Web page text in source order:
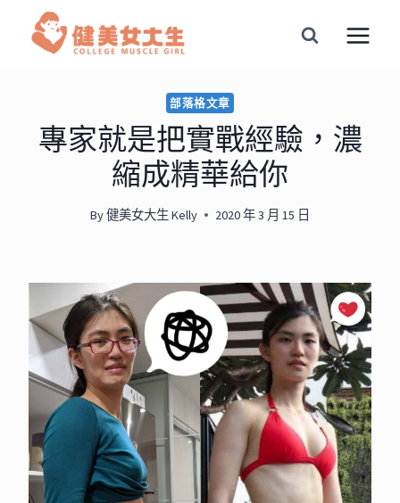
部落格文章
專家就是把實戰經驗，濃
縮成精華給你
By健美女大生 Kelly 2020 年 3 月 15 日